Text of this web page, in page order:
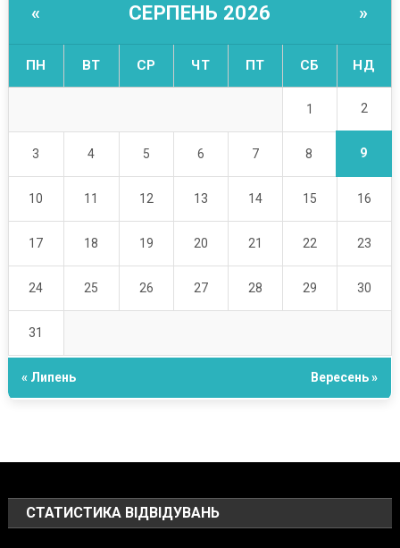
« СЕРПЕНЬ 2026 »
ПН ВТ СР ЧТ ПТ СБ НД
1 2
3 4 5 6 7 8 9
10 11 12 13 14 15 16
17 18 19 20 21 22 23
24 25 26 27 28 29 30
31
« Липень Вересень »
СТАТИСТИКА ВІДВІДУВАНЬ